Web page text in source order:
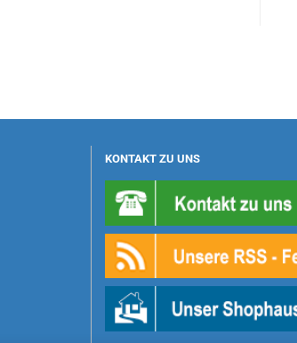
KONTAKT ZU UNS